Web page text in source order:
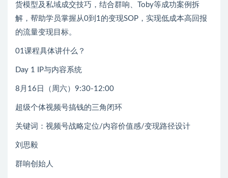
货模型及私域成交技巧，结合群响、Toby等成功案例拆
解，帮助学员掌握从0到1的变现SOP，实现低成本高回报
的流量变现目标。
01课程具体讲什么？
Day 1 IP与内容系统
8月16日（周六）9:30-12:00
超级个体视频号搞钱的三角闭环
关键词：视频号战略定位/内容价值感/变现路径设计
刘思毅
群响创始人